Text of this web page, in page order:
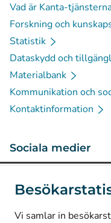
Vi samlar in
Vad är Kanta-
Forskning och
Statistik
Dataskydd och
Materialbank
Kommunikation och
Kontaktinformation
Sociala medier
LinkedIn(Avautuu
Facebook
Avautuu